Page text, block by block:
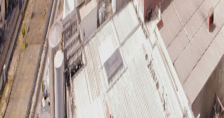
Uma empresa do grupo AD Shopping, a Admall atua na
comercialização de lojas, quiosques e propriedades
para merchandising em shopping centers. O papel da
empresa vai além de disponibilizar espaços para expor
sua marca. Ciente da frequente mudança com relação
às necessidades, comportamento e expectativas dos
consumidores, a equipe de consultores da Admall
trabalha focada nas rápidas transformações e com
forte ritmo no desenvolvimento de projetos.